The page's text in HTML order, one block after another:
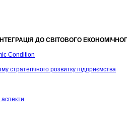
ДО СВІТОВОГО
Condition
стратегічного розвитку підприємства